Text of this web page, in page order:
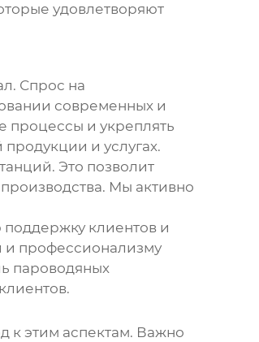
удовлетворяют
Спрос на
современных и
процессы и укреплять
и услугах.
Это позволит
Мы активно
клиентов и
и профессионализму
пароводяных
к этим аспектам. Важно